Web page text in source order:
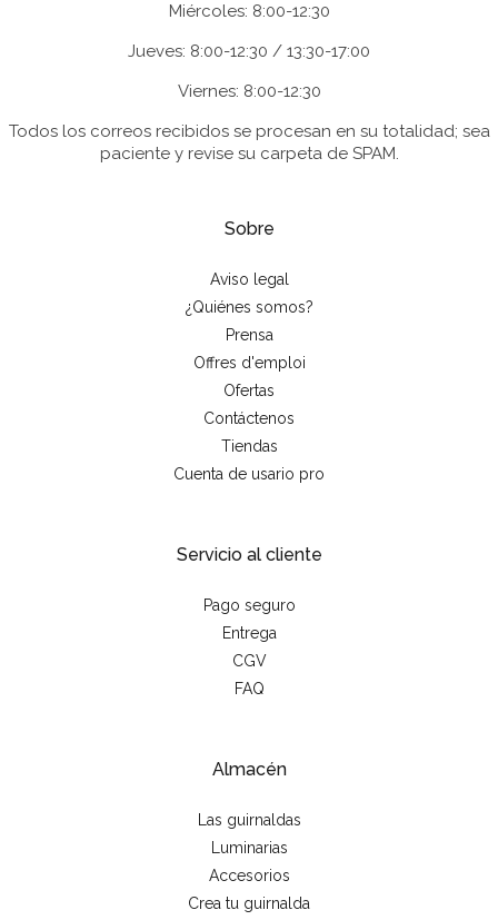
Miércoles: 8:00-12:30
Jueves: 8:00-12:30 / 13:30-17:00
Viernes: 8:00-12:30
Todos los correos recibidos se procesan en su totalidad; sea
paciente y revise su carpeta de SPAM.
Sobre
Aviso legal
¿Quiénes somos?
Prensa
Offres d'emploi
Ofertas
Contáctenos
Tiendas
Cuenta de usario pro
Servicio al cliente
Pago seguro
Entrega
CGV
FAQ
Almacén
Las guirnaldas
Luminarias
Accesorios
Crea tu guirnalda